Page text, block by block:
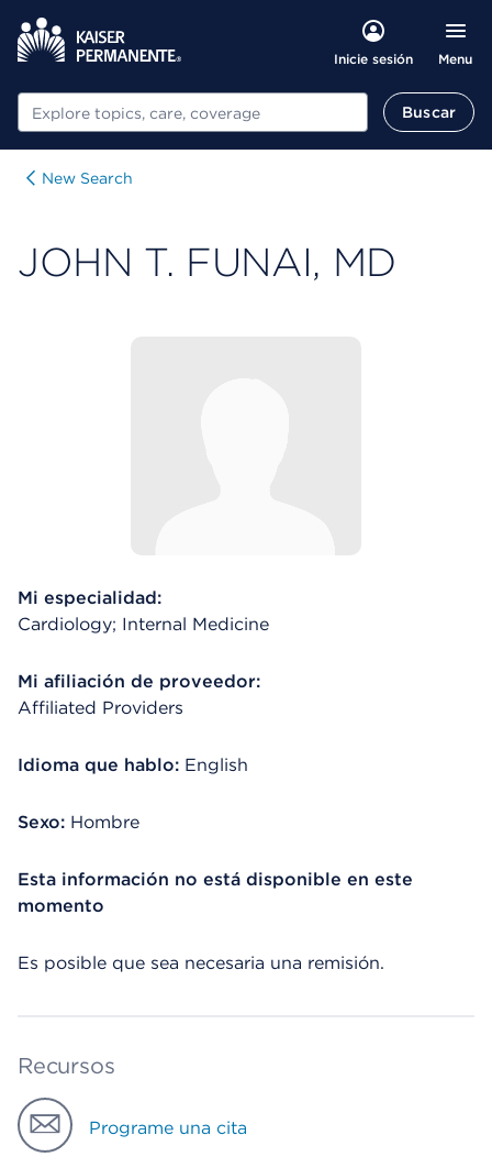
Inicie sesión Menu
Buscar Buscar
New Search
JOHN T. FUNAI, MD
Mi especialidad:
Cardiology; Internal Medicine
Mi afiliación de proveedor:
Affiliated Providers
Idioma que hablo: English
Sexo: Hombre
Esta información no está disponible en este
momento
Es posible que sea necesaria una remisión.
Recursos
Programe una cita